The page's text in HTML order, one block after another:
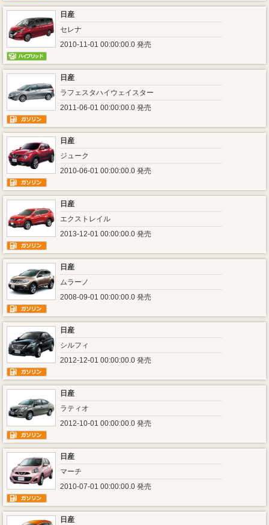
日産
セレナ
2010-11-01 00:00:00.0 発売
日産
ラフェスタハイウェイスター
2011-06-01 00:00:00.0 発売
日産
ジューク
2010-06-01 00:00:00.0 発売
日産
エクストレイル
2013-12-01 00:00:00.0 発売
日産
ムラーノ
2008-09-01 00:00:00.0 発売
日産
シルフィ
2012-12-01 00:00:00.0 発売
日産
ラティオ
2012-10-01 00:00:00.0 発売
日産
マーチ
2010-07-01 00:00:00.0 発売
日産